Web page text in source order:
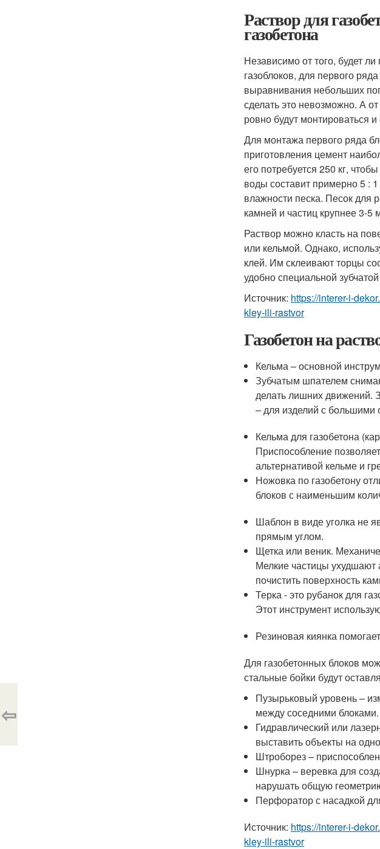
Раствор для
газобетона
Независимо от того, будет
газоблоков, для первого
выравнивания небольших
сделать это невозможно. А
ровно будут монтироваться
Для монтажа первого ряда
приготовления цемент
его потребуется 250 кг,
воды составит примерно 5 :
влажности песка. Песок для
камней и частиц крупнее 3-5
Раствор можно класть на
или кельмой. Однако,
клей. Им склеивают торцы
удобно специальной
Источник: https://interer-i-
kley-ili-rastvor
Газобетон на
Кельма – основной
Зубчатым шпателем
делать лишних движений.
– для изделий с большими
Кельма для газобетона
Приспособление
альтернативой кельме и
Ножовка по газобетону
блоков с наименьшим
Шаблон в виде уголка не
прямым углом.
Щетка или веник.
Мелкие частицы
почистить поверхность
Терка - это рубанок для
Этот инструмент
Резиновая киянка
Для газобетонных блоков
стальные бойки будут
Пузырьковый уровень –
между соседними блоками.
Гидравлический или
выставить объекты на
Штроборез –
Шнурка – веревка для
нарушать общую
Перфоратор с насадкой
Источник: https://interer-i-
kley-ili-rastvor
⇦